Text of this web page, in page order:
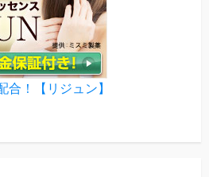
！【リジュン】